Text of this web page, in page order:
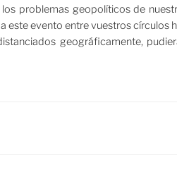
problemas geopolíticos de
este evento entre vuestros círculos
geográficamente,